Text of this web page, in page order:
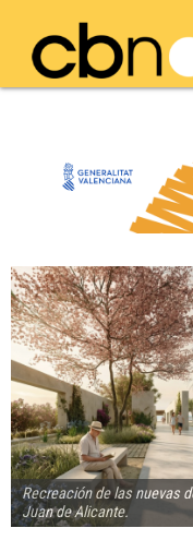
Recreación de las nuevas
Juan de Alicante.